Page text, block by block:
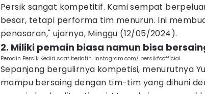
Persik sangat kompetitif. Kami sempat
besar, tetapi performa tim menurun. Ini
penasaran," ujarnya, Minggu (12/05/2024).
2. Miliki pemain biasa namun bisa
Pemain Persik Kediri saat berlatih. Instagram.com/ persikfcofficial
Sepanjang bergulirnya kompetisi, menurutnya
mampu bersaing dengan tim-tim yang dihuni